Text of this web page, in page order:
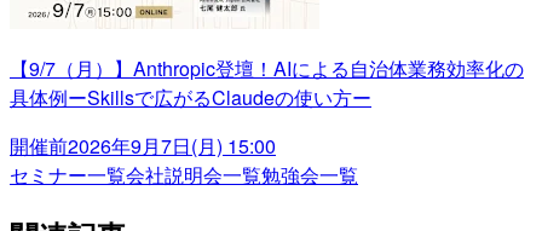
【9/7（月）】Anthropic登壇！AIによる自治体業務効率化の
具体例ーSkillsで広がるClaudeの使い方ー
開催前2026年9月7日(月) 15:00
セミナー一覧会社説明会一覧勉強会一覧